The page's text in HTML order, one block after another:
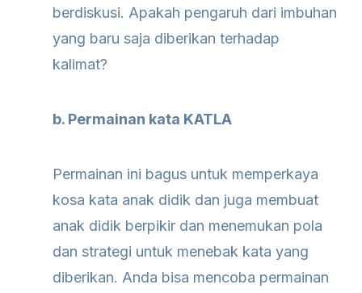
berdiskusi. Apakah pengaruh dari imbuhan
yang baru saja diberikan terhadap
kalimat?
b. Permainan kata KATLA
Permainan ini bagus untuk memperkaya
kosa kata anak didik dan juga membuat
anak didik berpikir dan menemukan pola
dan strategi untuk menebak kata yang
diberikan. Anda bisa mencoba permainan